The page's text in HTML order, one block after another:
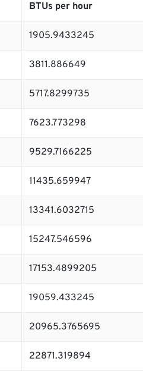
BTUs per hour
1905.9433245
3811.886649
5717.8299735
7623.773298
9529.7166225
11435.659947
13341.6032715
15247.546596
17153.4899205
19059.433245
20965.3765695
22871.319894